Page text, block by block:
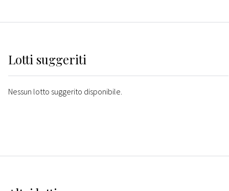
Lotti suggeriti
Nessun lotto suggerito disponibile.